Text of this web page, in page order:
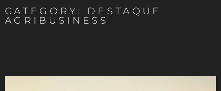
CATEGORY: DESTAQUE
AGRIBUSINESS